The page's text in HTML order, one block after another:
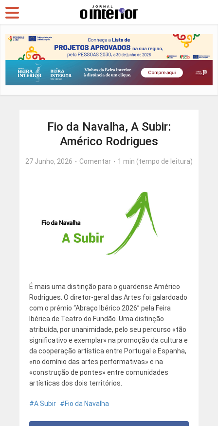
Fio da Navalha, A Subir:
Américo Rodrigues
27 Junho, 2026 Comentar 1 min (tempo de leitura)
É mais uma distinção para o guardense Américo
Rodrigues. O diretor-geral das Artes foi galardoado
com o prémio “Abraço Ibérico 2026” pela Feira
Ibérica de Teatro do Fundão. Uma distinção
atribuída, por unanimidade, pelo seu percurso «tão
significativo e exemplar» na promoção da cultura e
da cooperação artística entre Portugal e Espanha,
«no domínio das artes performativas» e na
«construção de pontes» entre comunidades
artísticas dos dois territórios.
A Subir Fio da Navalha